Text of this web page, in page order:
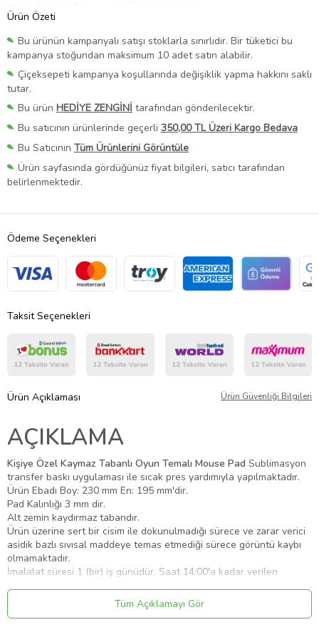
Ürün Özeti
Bu ürünün kampanyalı satışı stoklarla sınırlıdır. Bir tüketici bu
kampanya stoğundan maksimum 10 adet satın alabilir.
Çiçeksepeti kampanya koşullarında değişiklik yapma hakkını saklı
tutar.
Bu ürün HEDİYE ZENGİNİ tarafından gönderilecektir.
Bu satıcının ürünlerinde geçerli 350,00 TL Üzeri Kargo Bedava
Bu Satıcının Tüm Ürünlerini Görüntüle
Ürün sayfasında gördüğünüz fiyat bilgileri, satıcı tarafından
belirlenmektedir.
Ödeme Seçenekleri
Taksit Seçenekleri
Ürün Açıklaması Ürün Güvenliği Bilgileri
AÇIKLAMA
Kişiye Özel Kaymaz Tabanlı Oyun Temalı Mouse Pad Sublimasyon
transfer baskı uygulaması ile sıcak pres yardımıyla yapılmaktadır.
Ürün Ebadı Boy: 230 mm En: 195 mm'dir.
Pad Kalınlığı 3 mm dir.
Alt zemin kaydırmaz tabandır.
Ürün üzerine sert bir cisim ile dokunulmadığı sürece ve zarar verici
asidik bazlı sıvısal maddeye temas etmediği sürece görüntü kaybı
olmamaktadır.
İmalalat süresi 1 (bir) iş günüdür. Saat 14:00'a kadar verilen
firmalarının bölgenize yapmış olduğu aktarmaya bağlı olarak
ATDIŞI (dağıtım alanı dışı köy kasaba vb.) değil ise 1 yada 2 iş günü
Tüm Açıklamayı Gör